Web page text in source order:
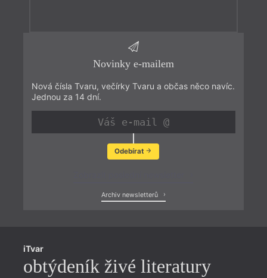
Novinky e-mailem
Nová čísla Tvaru, večírky Tvaru a občas něco navíc.
Jednou za 14 dní.
Odebírat
Archiv newsletterů
iTvar
obtýdeník živé literatury